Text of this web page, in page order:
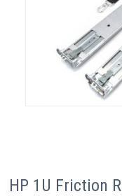
HP 1U Friction